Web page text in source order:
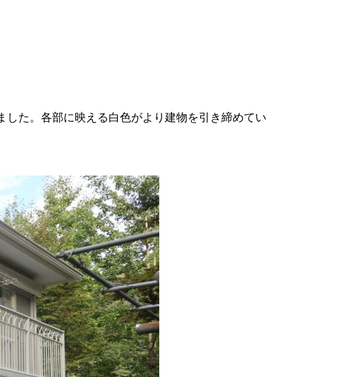
た。各部に映える白色がより建物を引き締めてい